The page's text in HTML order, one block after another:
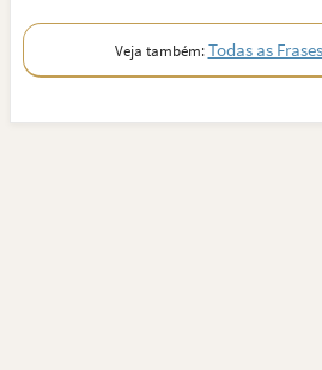
Veja também:Todas as